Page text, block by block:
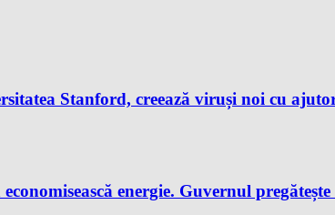
Stanford, creează viruși noi cu
energie. Guvernul